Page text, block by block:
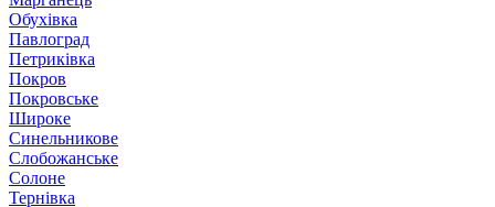
Обухівка
Павлоград
Петриківка
Покров
Покровське
Широке
Синельникове
Слобожанське
Солоне
Тернівка